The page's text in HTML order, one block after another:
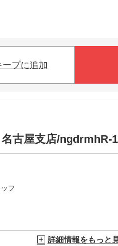
プに追加
古屋支店/ngdrmhR-
フ
詳細情報をもっと